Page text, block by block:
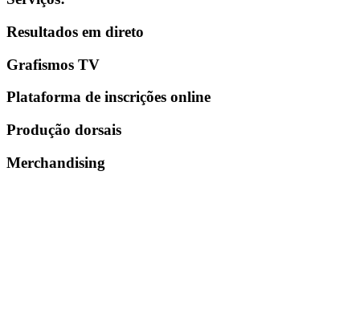
Resultados em direto
Grafismos TV
Plataforma de inscrições online
Produção dorsais
Merchandising